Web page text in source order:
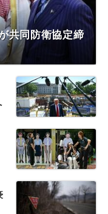
共同防衛協定締